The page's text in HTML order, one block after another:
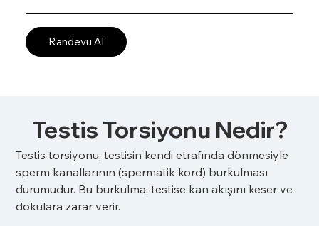
Randevu Al
Testis Torsiyonu Nedir?
Testis torsiyonu, testisin kendi etrafında dönmesiyle
sperm kanallarının (spermatik kord) burkulması
durumudur. Bu burkulma, testise kan akışını keser ve
dokulara zarar verir.